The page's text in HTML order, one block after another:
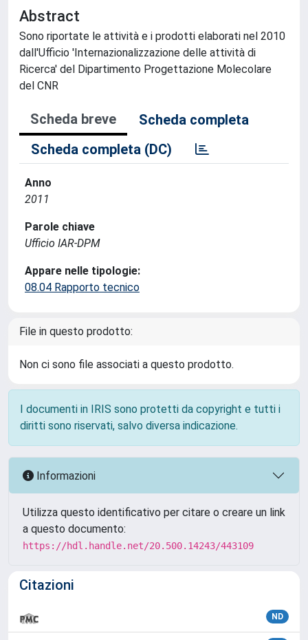
Abstract
Sono riportate le attività e i prodotti elaborati nel 2010
dall'Ufficio 'Internazionalizzazione delle attività di
Ricerca' del Dipartimento Progettazione Molecolare
del CNR
Scheda breve
Scheda completa
Scheda completa (DC)
Anno
2011
Parole chiave
Ufficio IAR-DPM
Appare nelle tipologie:
08.04 Rapporto tecnico
File in questo prodotto:
Non ci sono file associati a questo prodotto.
I documenti in IRIS sono protetti da copyright e tutti i
diritti sono riservati, salvo diversa indicazione.
Informazioni
Utilizza questo identificativo per citare o creare un link
a questo documento:
https://hdl.handle.net/20.500.14243/443109
Citazioni
ND